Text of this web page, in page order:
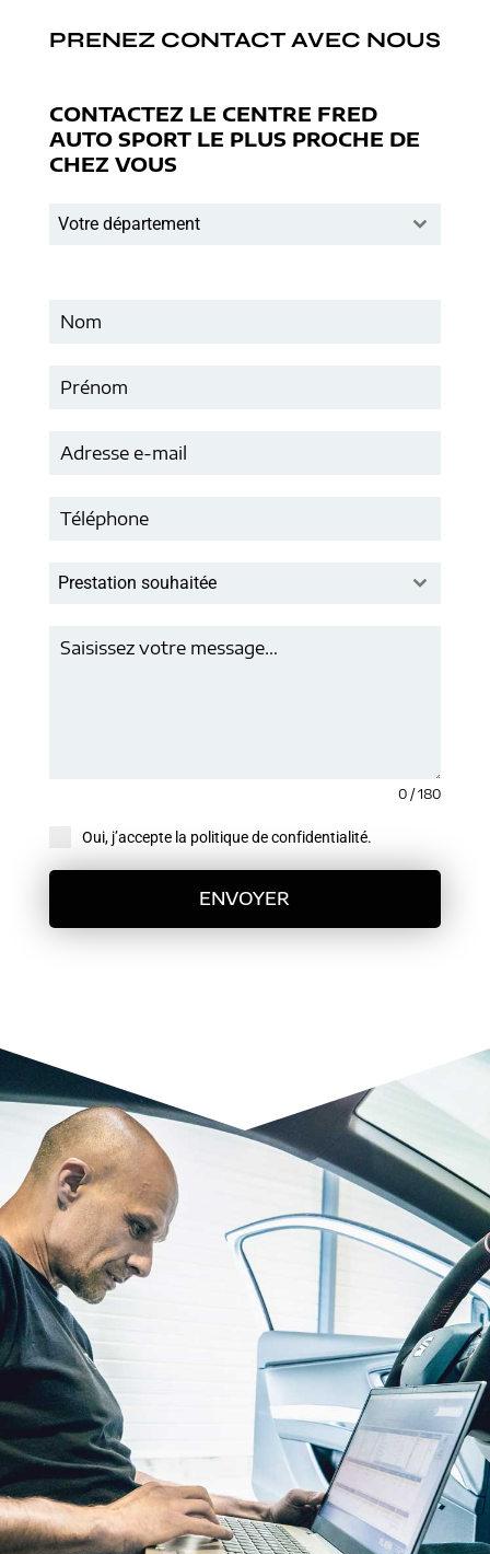
PRENEZ CONTACT AVEC NOUS
CONTACTEZ LE CENTRE FRED
AUTO SPORT LE PLUS PROCHE DE
CHEZ VOUS
Votre département
Prestation souhaitée
0 / 180
Oui, j’accepte la politique de confidentialité.
ENVOYER